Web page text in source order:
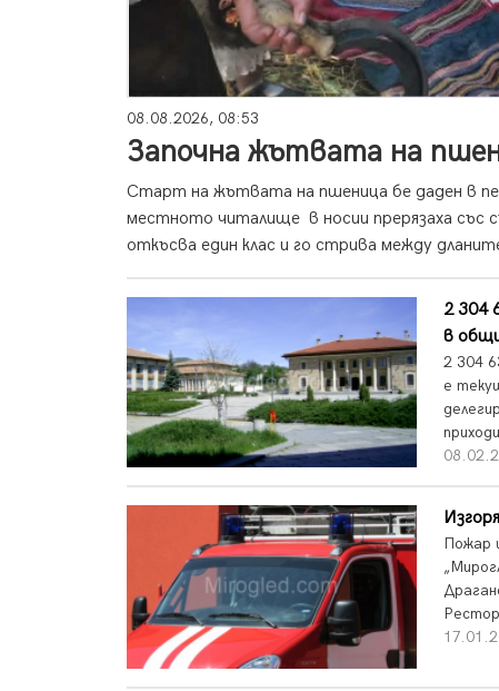
08.08.2026, 08:53
Започна жътвата на
Старт на жътвата на пшеница бе даден в
местното читалище в носии прерязаха със
откъсва един клас и го стрива между
2 304
в
2 304
е
Пожар